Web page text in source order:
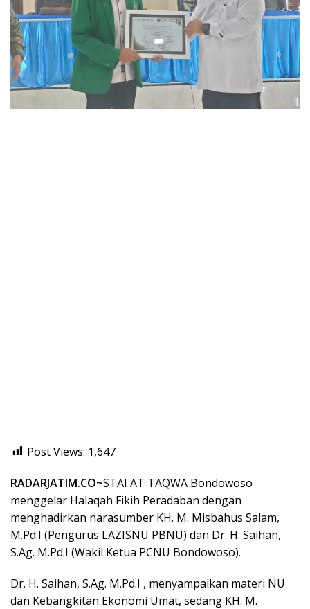
Post Views: 1,647
RADARJATIM.CO~STAI AT TAQWA Bondowoso
menggelar Halaqah Fikih Peradaban dengan
menghadirkan narasumber KH. M. Misbahus Salam,
M.Pd.I (Pengurus LAZISNU PBNU) dan Dr. H. Saihan,
S.Ag. M.Pd.I (Wakil Ketua PCNU Bondowoso).
Dr. H. Saihan, S.Ag. M.Pd.I , menyampaikan materi NU
dan Kebangkitan Ekonomi Umat, sedang KH. M.